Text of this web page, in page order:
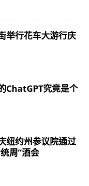
举行花车大游行庆
ChatGPT究竟是个
纽约州参议院通过
周”酒会